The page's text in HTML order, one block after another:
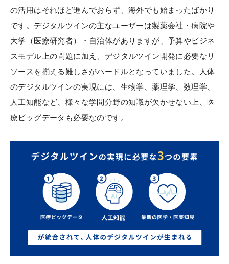
の活用はそれほど進んでおらず、海外でも始まったばかり
です。デジタルツインの主なユーザーは製薬会社・病院や
大学（医療研究者）・自治体がありますが、予算やビジネ
スモデル上の問題に加え、デジタルツイン開発に必要なリ
ソースを揃える難しさがハードルとなっていました。人体
のデジタルツインの実現には、生物学、薬理学、数理学、
人工知能など、様々な学問分野の知識が欠かせない上、医
療ビッグデータも必要なのです。